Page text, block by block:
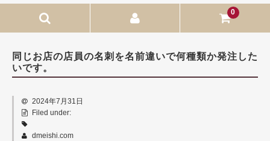
0
HOME
当店へようこそ
名刺作成の流れ
価格表・お支払方法
同じお店の店員の名刺を名前違いで何種類か発注した
いです。
2024年7月31日
Filed under:
dmeishi.com